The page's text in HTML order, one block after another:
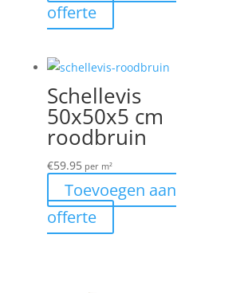
offerte
Schellevis
50x50x5 cm
roodbruin
€59.95per m²
Toevoegen aan
offerte